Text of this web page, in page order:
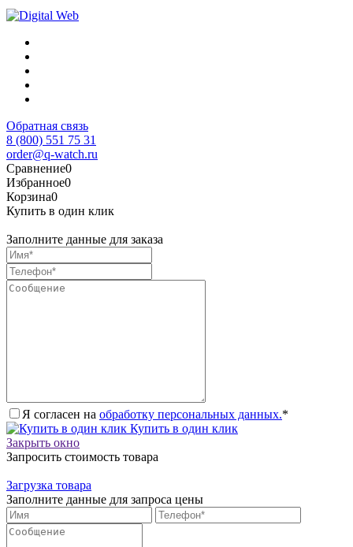
Обратная связь
8 (800) 551 75 31
order@q-watch.ru
Сравнение0
Избранное0
Корзина0
Купить в один клик
Заполните данные для заказа
Я согласен на обработку персональных данных.*
Купить в один клик
Закрыть окно
Запросить стоимость товара
Загрузка товара
Заполните данные для запроса цены